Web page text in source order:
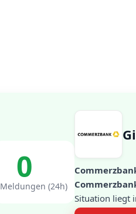
0
Meldungen (24h)
Situation liegt